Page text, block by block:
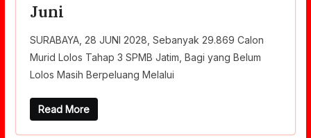
Juni
SURABAYA, 28 JUNI 2028, Sebanyak 29.869 Calon
Murid Lolos Tahap 3 SPMB Jatim, Bagi yang Belum
Lolos Masih Berpeluang Melalui
Read More